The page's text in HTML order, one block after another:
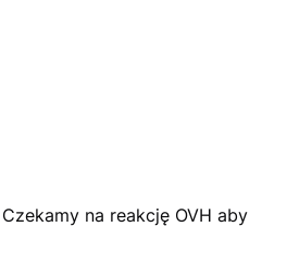
na reakcję OVH aby